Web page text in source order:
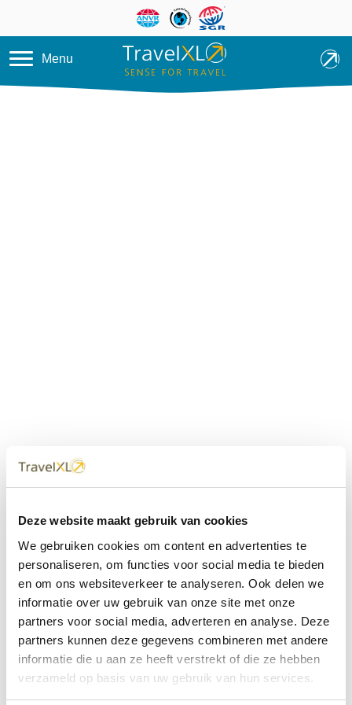
Deze website maakt gebruik van cookies
We gebruiken cookies om content en advertenties te
personaliseren, om functies voor social media te bieden
en om ons websiteverkeer te analyseren. Ook delen we
informatie over uw gebruik van onze site met onze
partners voor social media, adverteren en analyse. Deze
partners kunnen deze gegevens combineren met andere
informatie die u aan ze heeft verstrekt of die ze hebben
verzameld op basis van uw gebruik van hun services.
Overslaan en naar de inhoud
Menu
dichtbij
Met 60+ verkooppunten in Nederland en België staan wij
met onze XL Travelcenters, mobiele reisadviseurs van
TravelXL@Home en deze website altijd voor uw vakantie
klaar.
• Ontzorgen van A-Z • Onafhankelijk advies • Maatwerk •
Bespaar tijd en stress
TravelXLreisbureau's